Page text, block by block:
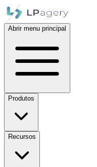
Abrir menu principal
Produtos
Recursos